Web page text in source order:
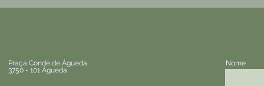
Praça Conde de Águeda
3750 - 101 Águeda
Nome